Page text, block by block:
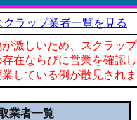
ラップ業者一覧を見る
激しいため、スクラッ
存在ならびに営業を確認
している例が散見され
業者一覧